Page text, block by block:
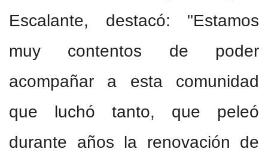
Escalante, destacó: "Estamos
muy contentos de poder
acompañar a esta comunidad
que luchó tanto, que peleó
durante años la renovación de